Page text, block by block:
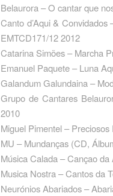
Belaurora – O cantar que
Canto d’Aqui &
EMTCD171/12 2012
Catarina Simões – Marcha
Emanuel Paquete – Luna
Galandum Galundaina –
Grupo de Cantares
2010
Miguel Pimentel –
MU – Mundanças ‎(CD,
Música Calada – Cançao
Musica Nostra – Cantos da
Neurónios Abariados –